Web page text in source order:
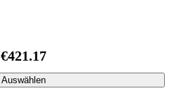
€421.17
Auswählen